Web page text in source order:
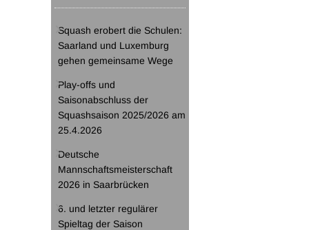
Squash erobert die Schulen:
Saarland und Luxemburg
gehen gemeinsame Wege
Play-offs und
Saisonabschluss der
Squashsaison 2025/2026 am
25.4.2026
Deutsche
Mannschaftsmeisterschaft
2026 in Saarbrücken
6. und letzter regulärer
Spieltag der Saison